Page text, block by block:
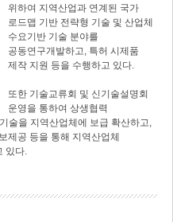
위하여 지역산업과 연계된 국가
로드맵 기반 전략형 기술 및 산업체
수요기반 기술 분야를
공동연구개발하고, 특허 시제품
제작 지원 등을 수행하고 있다.
또한 기술교류회 및 신기술설명회
운영을 통하여 상생협력
술을 지역산업체에 보급 확산하고,
제공 등을 통해 지역산업체
있다.